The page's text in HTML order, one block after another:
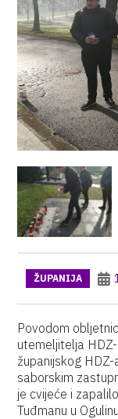
ŽUPANIJA
Povodom
utemeljitelja
županijskog
saborskim
je cvijeće i
Tuđmanu u